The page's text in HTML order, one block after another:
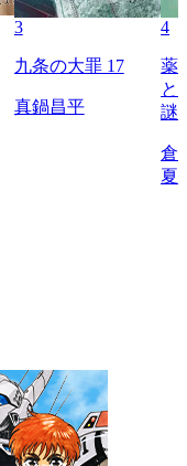
3
九条の大罪 17
真鍋昌平
4
薬
と
謎
倉
夏